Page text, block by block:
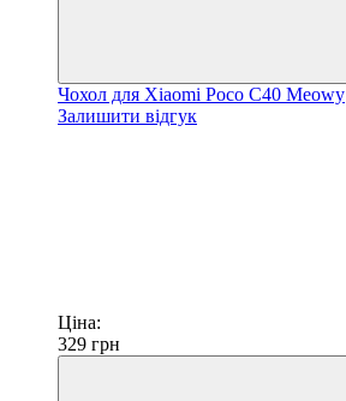
Чохол для Xiaomi Poco C40 Meowy
Залишити відгук
Ціна:
329 грн